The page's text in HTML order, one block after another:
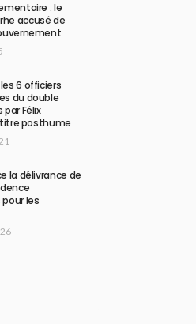
: le
accusé de
6 officiers
du double
Félix
posthume
la délivrance de
les